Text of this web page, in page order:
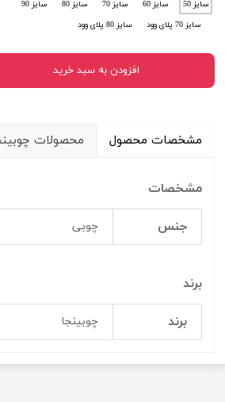
سایز 50 سایز 60 سایز 70 سایز 80
سایز 90
سایز 70 پلای وود
سایز 80 پلای وود
افزودن به سبد خرید
مشخصات محصول محصولات
مشخصات
جنس چوبی
برند
برند چوبینجا